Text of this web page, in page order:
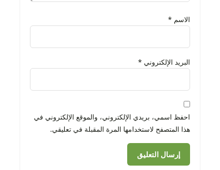
الاسم *
البريد الإلكتروني *
احفظ اسمي، بريدي الإلكتروني، والموقع الإلكتروني في
هذا المتصفح لاستخدامها المرة المقبلة في تعليقي.